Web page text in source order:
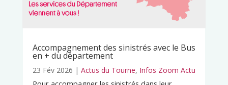
Accompagnement des sinistrés avec le Bus
en + du département
23 Fév 2026 | Actus du Tourne, Infos Zoom Actu